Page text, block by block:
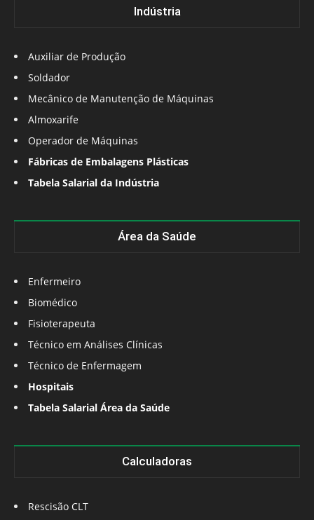
Indústria
Auxiliar de Produção
Soldador
Mecânico de Manutenção de Máquinas
Almoxarife
Operador de Máquinas
Fábricas de Embalagens Plásticas
Tabela Salarial da Indústria
Área da Saúde
Enfermeiro
Biomédico
Fisioterapeuta
Técnico em Análises Clínicas
Técnico de Enfermagem
Hospitais
Tabela Salarial Área da Saúde
Calculadoras
Rescisão CLT